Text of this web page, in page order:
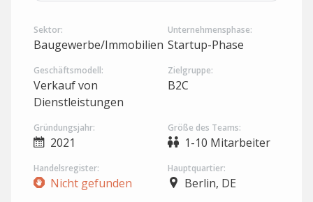
Sektor:
Baugewerbe/Immobilien
Unternehmensphase:
Startup-Phase
Geschäftsmodell:
Verkauf von
Dienstleistungen
Zielgruppe:
B2C
Gründungsjahr:
2021
Größe des Teams:
1-10 Mitarbeiter
Handelsregister:
Nicht gefunden
Hauptquartier:
Berlin, DE